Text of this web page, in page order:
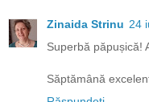
Zinaida Strinu 24
Superbă păpușică!
Săptămână